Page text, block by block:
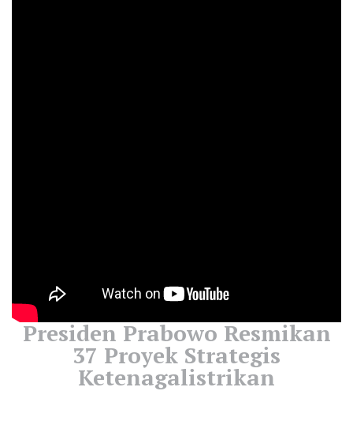
Presiden Prabowo Resmikan
37 Proyek Strategis
Ketenagalistrikan